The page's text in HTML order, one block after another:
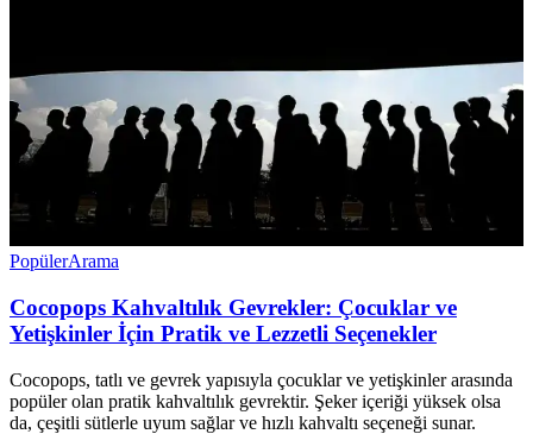
PopülerArama
Cocopops Kahvaltılık Gevrekler: Çocuklar ve
Yetişkinler İçin Pratik ve Lezzetli Seçenekler
Cocopops, tatlı ve gevrek yapısıyla çocuklar ve yetişkinler arasında
popüler olan pratik kahvaltılık gevrektir. Şeker içeriği yüksek olsa
da, çeşitli sütlerle uyum sağlar ve hızlı kahvaltı seçeneği sunar.